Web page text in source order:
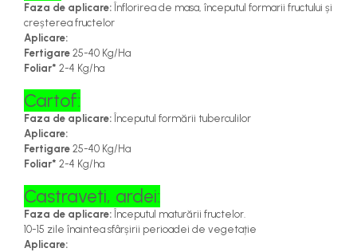
Faza de aplicare: Înflorirea de masa, începutul formarii fructului și
creșterea fructelor
Aplicare:
Fertigare 25-40 Kg/Ha
Foliar* 2-4 Kg/ha
Cartof:
Faza de aplicare: Începutul formării tuberculilor
Aplicare:
Fertigare 25-40 Kg/Ha
Foliar* 2-4 Kg/ha
Castraveti, ardei:
Faza de aplicare: Începutul maturării fructelor.
10-15 zile înaintea sfârșirii perioadei de vegetație
Aplicare: